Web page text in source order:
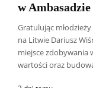
w
Gratulując
na Litwie Dariusz
miejsce zdobywania
wartości oraz